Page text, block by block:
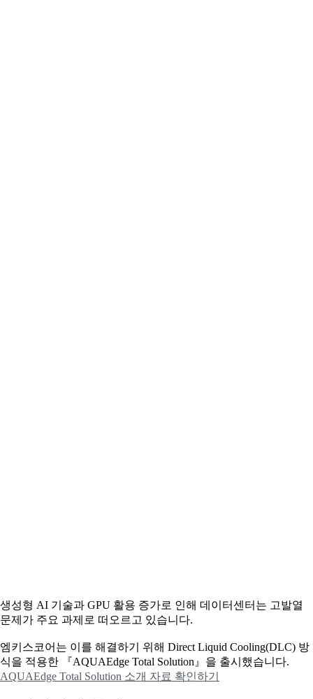
생성형 AI 기술과 GPU 활용 증가로 인해 데이터센터는 고발열
문제가 주요 과제로 떠오르고 있습니다.
엠키스코어는 이를 해결하기 위해 Direct Liquid Cooling(DLC) 방
식을 적용한 『AQUAEdge Total Solution』을 출시했습니다.
AQUAEdge Total Solution 소개 자료 확인하기